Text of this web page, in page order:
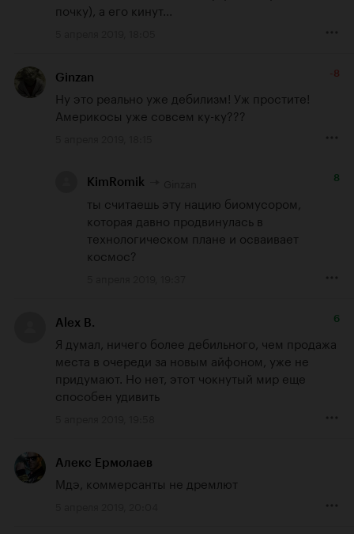
почку), а его кинут...
Ginzan -8
Ну это реально уже дебилизм! Уж простите!
Америкосы уже совсем ку-ку???
KimRomik 8
ты считаешь эту нацию биомусором,
которая давно продвинулась в
технологическом плане и осваивает
космос?
Alex B. 6
Я думал, ничего более дебильного, чем продажа
места в очереди за новым айфоном, уже не
придумают. Но нет, этот чокнутый мир еще
способен удивить
Алекс Ермолаев
Мдэ, коммерсанты не дремлют